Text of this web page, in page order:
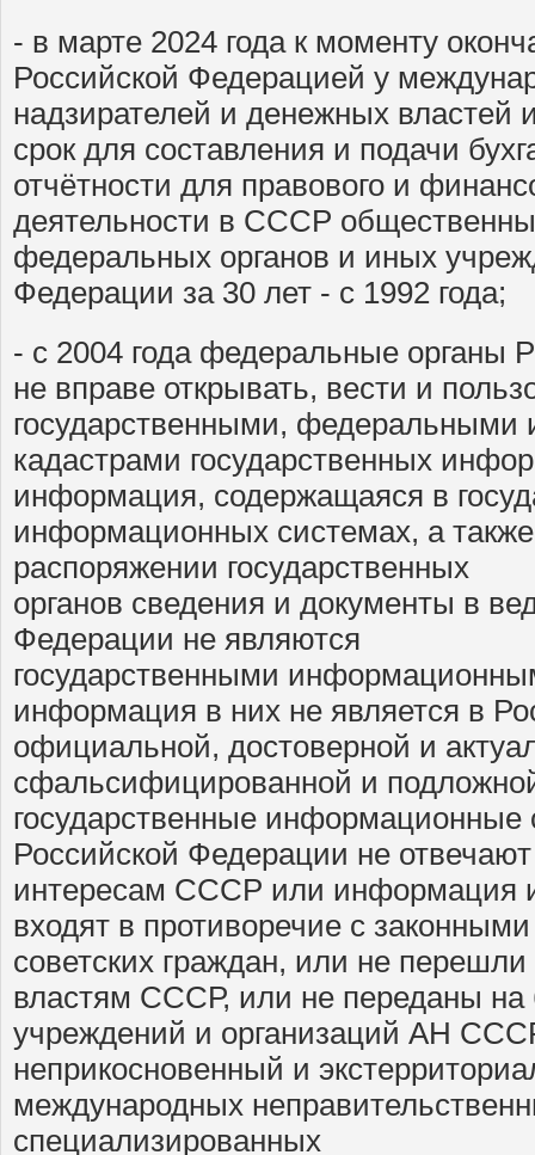
- в марте 2024 года к моменту
Российской Федерацией у
надзирателей и денежных властей
срок для составления и подачи
отчётности для правового и
деятельности в СССР
федеральных органов и иных
Федерации за 30 лет - с 1992 года;
- с 2004 года федеральные органы
не вправе открывать, вести и
государственными, федеральными
кадастрами государственных
информация, содержащаяся в
информационных системах, а
распоряжении государственных
органов сведения и документы в
Федерации не являются
государственными
информация в них не является в
официальной, достоверной и
сфальсифицированной и
государственные информационные
Российской Федерации не
интересам СССР или информация
входят в противоречие с
советских граждан, или не
властям СССР, или не переданы на
учреждений и организаций АН
неприкосновенный и
международных
специализированных